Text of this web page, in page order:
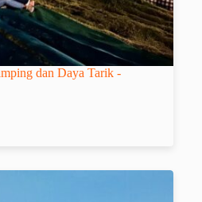
dan Daya Tarik -